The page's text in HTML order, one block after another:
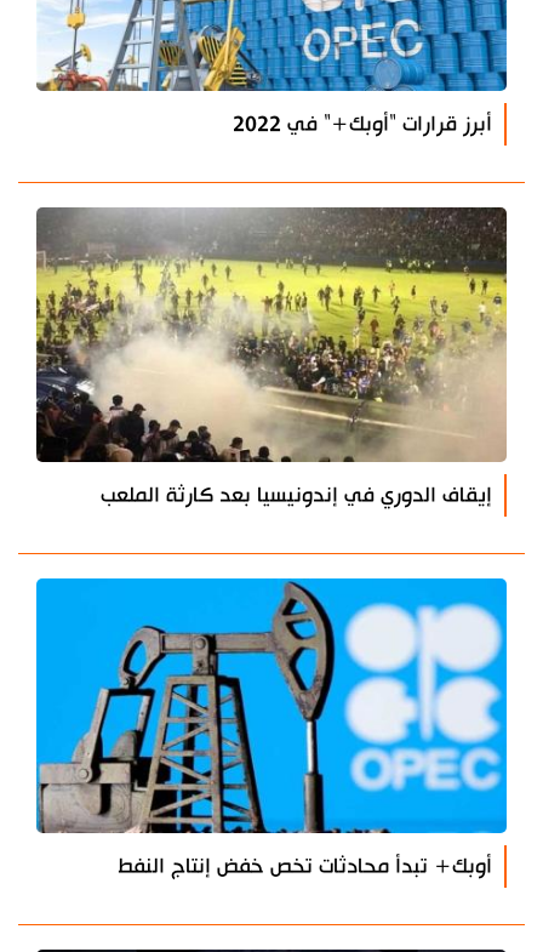
أبرز قرارات "أوبك+" في 2022
إيقاف الدوري في إندونيسيا بعد كارثة الملعب
أوبك+ تبدأ محادثات تخص خفض إنتاج النفط